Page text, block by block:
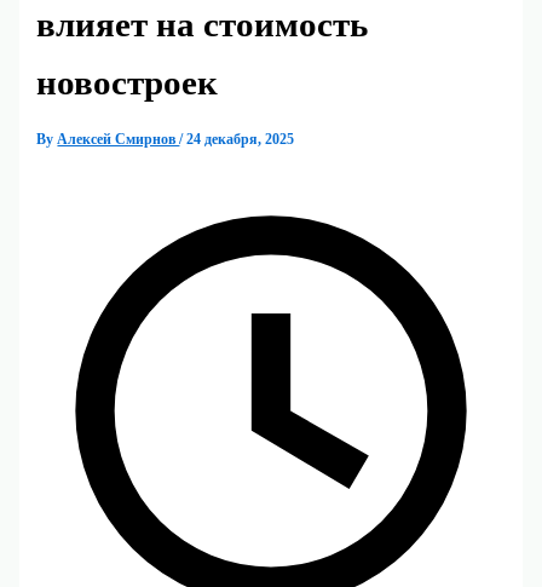
влияет на стоимость
новостроек
ByАлексей Смирнов/24 декабря, 2025